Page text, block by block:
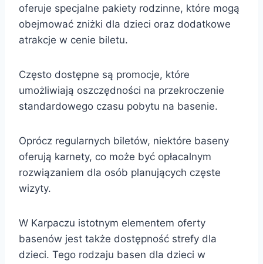
oferuje specjalne pakiety rodzinne, które mogą
obejmować zniżki dla dzieci oraz dodatkowe
atrakcje w cenie biletu.
Często dostępne są promocje, które
umożliwiają oszczędności na przekroczenie
standardowego czasu pobytu na basenie.
Oprócz regularnych biletów, niektóre baseny
oferują karnety, co może być opłacalnym
rozwiązaniem dla osób planujących częste
wizyty.
W Karpaczu istotnym elementem oferty
basenów jest także dostępność strefy dla
dzieci. Tego rodzaju basen dla dzieci w